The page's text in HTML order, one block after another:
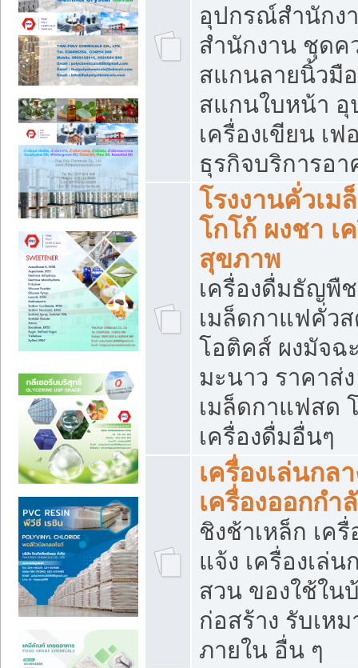
อุปกรณ์สำนักง
สำนักงาน ชุดค
สแกนลายนิ้วมื
สแกนใบหน้า
เครื่องเขียน เ
ธุรกิจบริการอ
โรงงานคั่วเม
โกโก้ ผงชา เ
สุขภาพ
เครื่องดื่มธัญพื
เมล็ดกาแฟคั่ว
โอติคส์ ผงมัจฉ
มะนาว ราคาส่
เมล็ดกาแฟสด
เครื่องดื่มอื่นๆ
เครื่องเล่นกล
เครื่องออกกำ
ชิงช้าเหล็ก เค
แจ้ง เครื่องเล่น
สวน ของใช้ใน
ก่อสร้าง รับเห
ภายใน อื่น ๆ